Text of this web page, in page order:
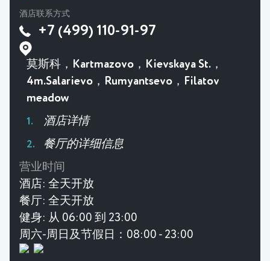
酒店联系方式
+7 (499) 110-91-97
莫斯科，Kartmazovo，Kievskaya St.，
4m.Salarievo，Rumyantsevo，Filatov
meadow
酒店详情
餐厅的详细信息
营业时间
酒店: 全天开放
餐厅: 全天开放
健身: 从 06:00 到 23:00
周六-周日及节假日：08:00 - 23:00